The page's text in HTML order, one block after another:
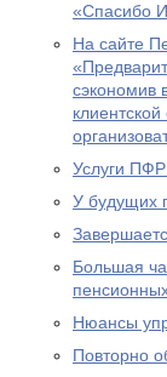
«Спасибо
На сайте
сэкономив
Услуги
У будущих
Большая
Нюансы
Повторно